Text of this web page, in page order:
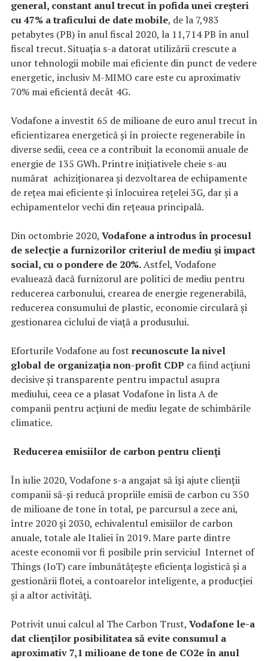
general, constant anul trecut în pofida unei creșteri
cu 47% a traficului de date mobile, de la 7,983
petabytes (PB) în anul fiscal 2020, la 11,714 PB în anul
fiscal trecut. Situația s-a datorat utilizării crescute a
unor tehnologii mobile mai eficiente din punct de vedere
energetic, inclusiv M-MIMO care este cu aproximativ
70% mai eficientă decât 4G.
Vodafone a investit 65 de milioane de euro anul trecut în
eficientizarea energetică și în proiecte regenerabile în
diverse sedii, ceea ce a contribuit la economii anuale de
energie de 135 GWh. Printre inițiativele cheie s-au
numărat achiziționarea și dezvoltarea de echipamente
de rețea mai eficiente și înlocuirea rețelei 3G, dar și a
echipamentelor vechi din rețeaua principală.
Din octombrie 2020, Vodafone a introdus în procesul
de selecție a furnizorilor criteriul de mediu și impact
social, cu o pondere de 20%.Astfel, Vodafone
evaluează dacă furnizorul are politici de mediu pentru
reducerea carbonului, crearea de energie regenerabilă,
reducerea consumului de plastic, economie circulară și
gestionarea ciclului de viață a produsului.
Eforturile Vodafone au fost recunoscute la nivel
global de organizația non-profit CDP ca fiind acțiuni
decisive și transparente pentru impactul asupra
mediului, ceea ce a plasat Vodafone în lista A de
companii pentru acțiuni de mediu legate de schimbările
climatice.
Reducerea emisiilor de carbon pentru clienți
În iulie 2020, Vodafone s-a angajat să își ajute clienții
companii să-și reducă propriile emisii de carbon cu 350
de milioane de tone în total, pe parcursul a zece ani,
între 2020 și 2030, echivalentul emisiilor de carbon
anuale, totale ale Italiei în 2019. Mare parte dintre
aceste economii vor fi posibile prin serviciul Internet of
Things (IoT) care îmbunătățește eficiența logistică și a
gestionării flotei, a contoarelor inteligente, a producției
și a altor activități.
Potrivit unui calcul al The Carbon Trust, Vodafone le-a
dat clienților posibilitatea să evite consumul a
aproximativ 7,1 milioane de tone de CO2e în anul